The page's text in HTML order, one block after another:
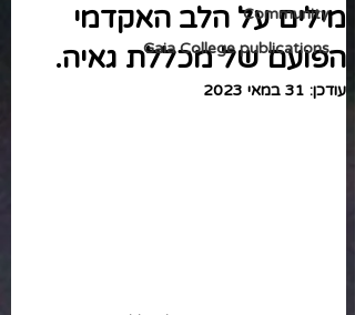
Community
Gaia College publications
מילים על הלב האקדמי
הפועם של מכללת גאיה.
עודכן: 31 במאי 2023